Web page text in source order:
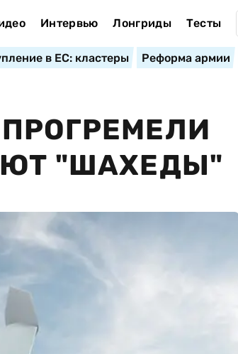
Интервью Лонгриды Тесты
в ЕС: кластеры Реформа армии
"ШАХЕДЫ"